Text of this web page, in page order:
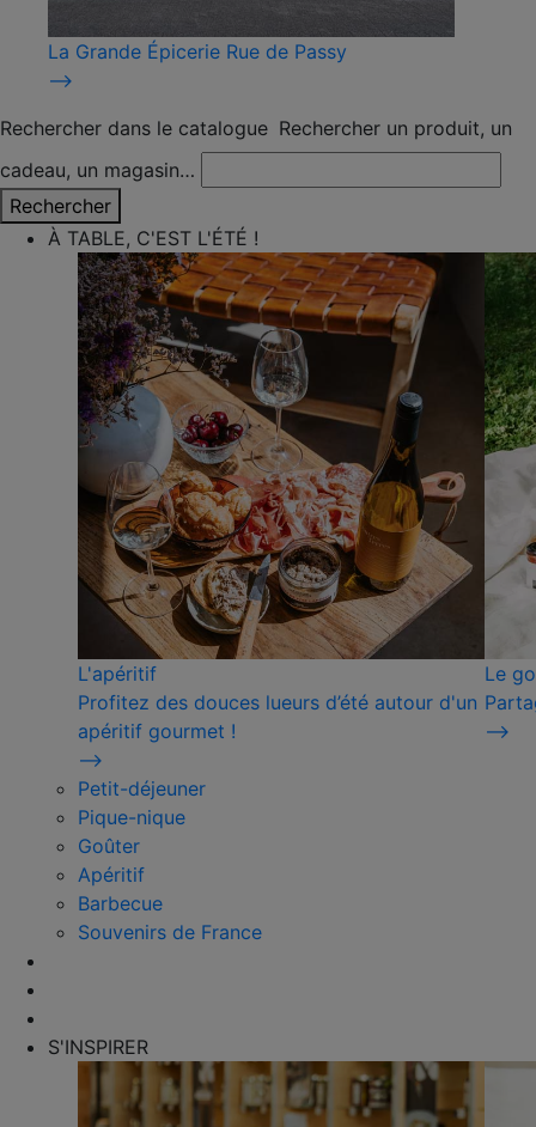
La Grande Épicerie Rue de Passy
⟶
Rechercher dans le catalogue Rechercher un produit, un
cadeau, un magasin…
Rechercher
À TABLE, C'EST L'ÉTÉ !
L'apéritif
Profitez des douces lueurs d’été autour d'un
apéritif gourmet !
⟶
Le
⟶
Petit-déjeuner
Pique-nique
Goûter
Apéritif
Barbecue
Souvenirs de France
S'INSPIRER